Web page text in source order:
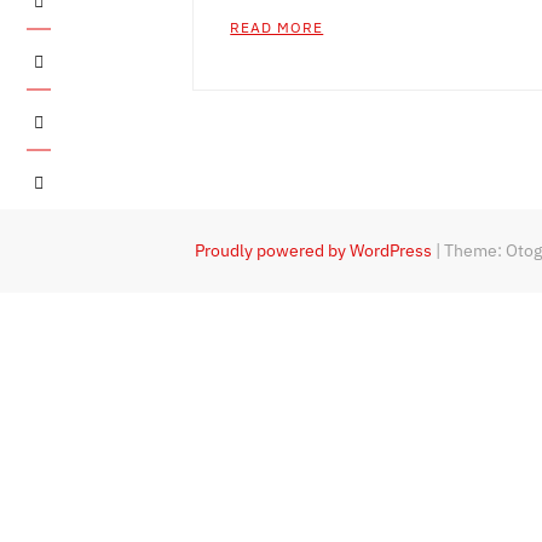
Twitter
Instagram
YouTube
READ MORE
Proudly powered by WordPress |Theme: